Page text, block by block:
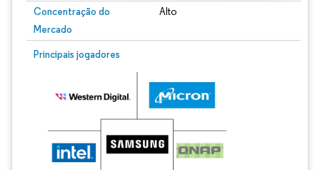
Concentração do
Mercado
Alto
Principais jogadores